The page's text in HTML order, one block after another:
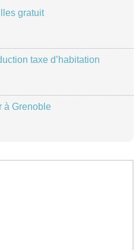
gratuit
taxe d’habitation
à Grenoble